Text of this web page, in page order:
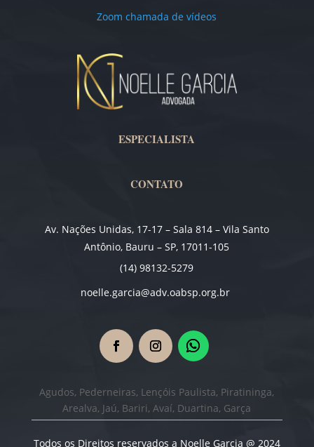
Zoom chamada de vídeos
ESPECIALISTA
CONTATO
Av. Nações Unidas, 17-17 – Sala 814 – Vila Santo
Antônio, Bauru – SP, 17011-105
(14) 98132-5279
noelle.garcia@adv.oabsp.org.br
Agudos, Pederneiras, Lençóis Paulista, Piratininga,
Arealva, Jaú, Bariri, Avaí, Duartina, Garça
Todos os Direitos reservados a Noelle Garcia @ 2024